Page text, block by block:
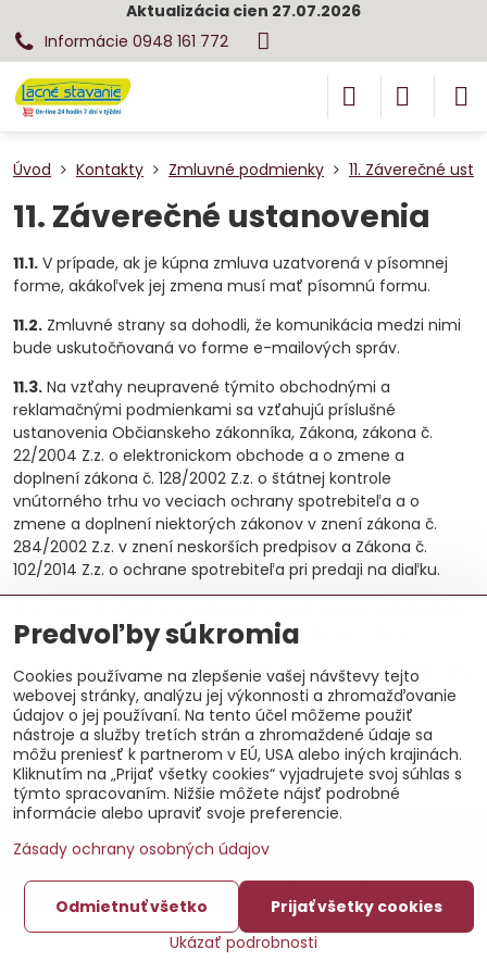
Aktualizácia cien 27.07.2026
Informácie 0948 161 772
Úvod Kontakty Zmluvné podmienky 11. Záverečné
11. Záverečné ustanovenia
11.1. V prípade, ak je kúpna zmluva uzatvorená v písomnej
forme, akákoľvek jej zmena musí mať písomnú formu.
11.2. Zmluvné strany sa dohodli, že komunikácia medzi nimi
bude uskutočňovaná vo forme e-mailových správ.
11.3. Na vzťahy neupravené týmito obchodnými a
reklamačnými podmienkami sa vzťahujú príslušné
ustanovenia Občianskeho zákonníka, Zákona, zákona č.
22/2004 Z.z. o elektronickom obchode a o zmene a
doplnení zákona č. 128/2002 Z.z. o štátnej kontrole
vnútorného trhu vo veciach ochrany spotrebiteľa a o
zmene a doplnení niektorých zákonov v znení zákona č.
284/2002 Z.z. v znení neskorších predpisov a Zákona č.
102/2014 Z.z. o ochrane spotrebiteľa pri predaji na diaľku.
účinnosť voči kupujúcemu uzavretím kúpnej zmluvy.
11.5.Kupujúci bude pred odoslaním objednávky vyzvaný, aby
zaškrtnutím políčka potvrdil, že sa s týmito obchodnými a
reklamačnými podmienkami oboznámil, prečítal ich,
porozumel ich obsahu a v celom rozsahu s nimi súhlasí.
Predvoľby súkromiaZásady ochrany osobných údajov
Vytvorené pomocou:BiznisWeb.sk
Predvoľby súkromia
Cookies používame na zlepšenie vašej návštevy tejto
webovej stránky, analýzu jej výkonnosti a zhromažďovanie
údajov o jej používaní. Na tento účel môžeme použiť
nástroje a služby tretích strán a zhromaždené údaje sa
môžu preniesť k partnerom v EÚ, USA alebo iných krajinách.
Kliknutím na „Prijať všetky cookies“ vyjadrujete svoj súhlas s
týmto spracovaním. Nižšie môžete nájsť podrobné
informácie alebo upraviť svoje preferencie.
Zásady ochrany osobných údajov
Ukázať podrobnosti
Prijať všetky cookies
Odmietnuť všetko